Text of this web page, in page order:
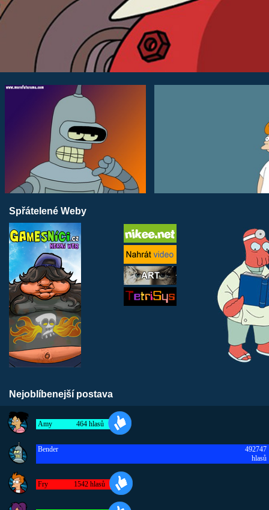
Spřátelené Weby
Nejoblíbenejší postava